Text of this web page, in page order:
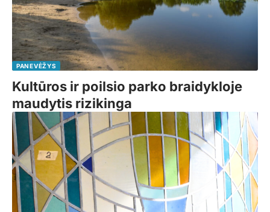
PANEVĖŽYS
Kultūros ir poilsio parko braidykloje
maudytis rizikinga